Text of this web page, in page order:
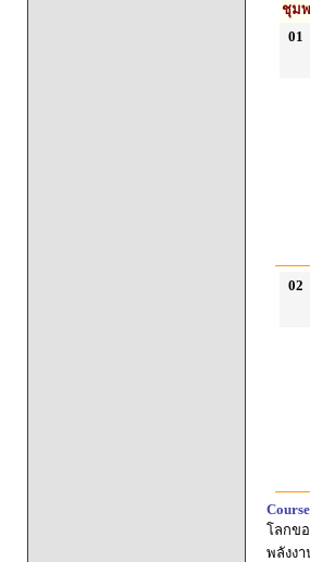
ชุม
01
02
โลกข
พลังง